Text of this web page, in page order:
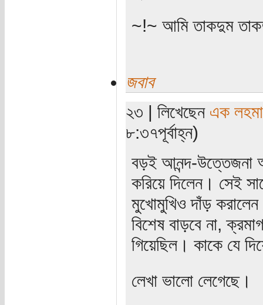
~!~ আমি তাকদুম
জবাব
২৩ | লিখেছেন এক লহমা
৮:৩৭পূর্বাহ্ন)
বড়ই আনন্দ-উত্তেজনা
করিয়ে দিলেন। সেই
মুখোমুখিও দাঁড়
বিশেষ বাড়বে না,
গিয়েছিল। কাকে যে
লেখা ভালো লেগেছে।